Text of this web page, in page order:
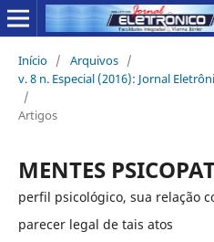
Início / Arquivos /
v. 8 n. Especial (2016): Jornal
/
Artigos
MENTES
perfil psicológico, sua relação
parecer legal de tais atos